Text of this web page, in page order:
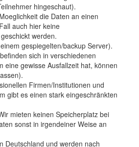
hingeschaut).
die Daten an einen
auch hier keine
werden.
gespiegelten/backup Server).
sich in verschiedenen
eine gewisse Ausfallzeit hat, können
Firmen/Institutionen und
gibt es einen stark eingeschränkten
mieten keinen Speicherplatz bei
sonst in irgendeiner Weise an
Deutschland und werden nach